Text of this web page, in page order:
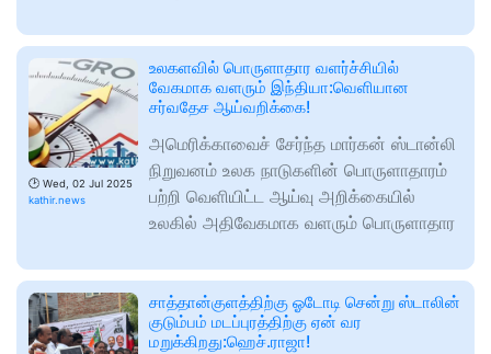
🕑 Wed, 02 Jul 2025
kathir.news
உலகளவில் பொருளாதார வளர்ச்சியில்
வேகமாக வளரும் இந்தியா:வெளியான
சர்வதேச ஆய்வறிக்கை!
அமெரிக்காவைச் சேர்ந்த மார்கன் ஸ்டான்லி
நிறுவனம் உலக நாடுகளின் பொருளாதாரம்
பற்றி வெளியிட்ட ஆய்வு அறிக்கையில்
உலகில் அதிவேகமாக வளரும் பொருளாதார
சாத்தான்குளத்திற்கு ஓடோடி சென்று ஸ்டாலின்
குடும்பம் மடப்புரத்திற்கு ஏன் வர
மறுக்கிறது:ஹெச்.ராஜா!